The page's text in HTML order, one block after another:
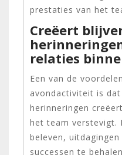
prestaties van het
Creëert
relaties
Een van de
avondactiviteit is
herinneringen
het team verstevigt.
beleven,
successen te